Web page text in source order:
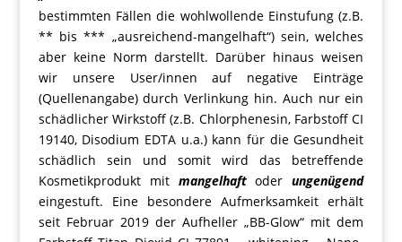
bestimmten Fällen die wohlwollende Einstufung (z.B.
** bis *** „ausreichend-mangelhaft“) sein, welches
aber keine Norm darstellt. Darüber hinaus weisen
wir unsere User/innen auf negative Einträge
(Quellenangabe) durch Verlinkung hin. Auch nur ein
schädlicher Wirkstoff (z.B. Chlorphenesin, Farbstoff CI
19140, Disodium EDTA u.a.) kann für die Gesundheit
schädlich sein und somit wird das betreffende
Kosmetikprodukt mit mangelhaftoderungenügend
eingestuft. Eine besondere Aufmerksamkeit erhält
seit Februar 2019 der Aufheller „BB-Glow“ mit dem